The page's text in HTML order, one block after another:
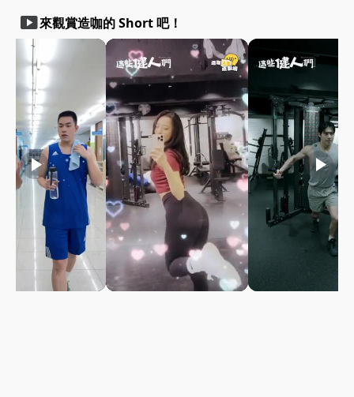
smart_display來觀賞造咖的 Short 吧！
play_arrow play_arrow play_arrow